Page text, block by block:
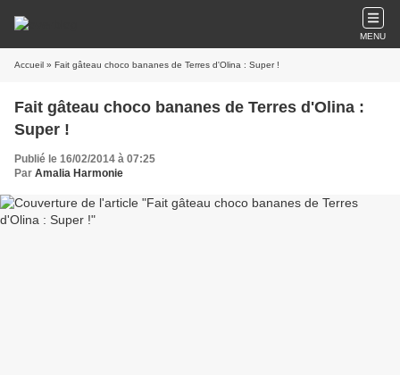
MENU
Accueil » Fait gâteau choco bananes de Terres d'Olina : Super !
Fait gâteau choco bananes de Terres d'Olina :
Super !
Publié le 16/02/2014 à 07:25
Par Amalia Harmonie